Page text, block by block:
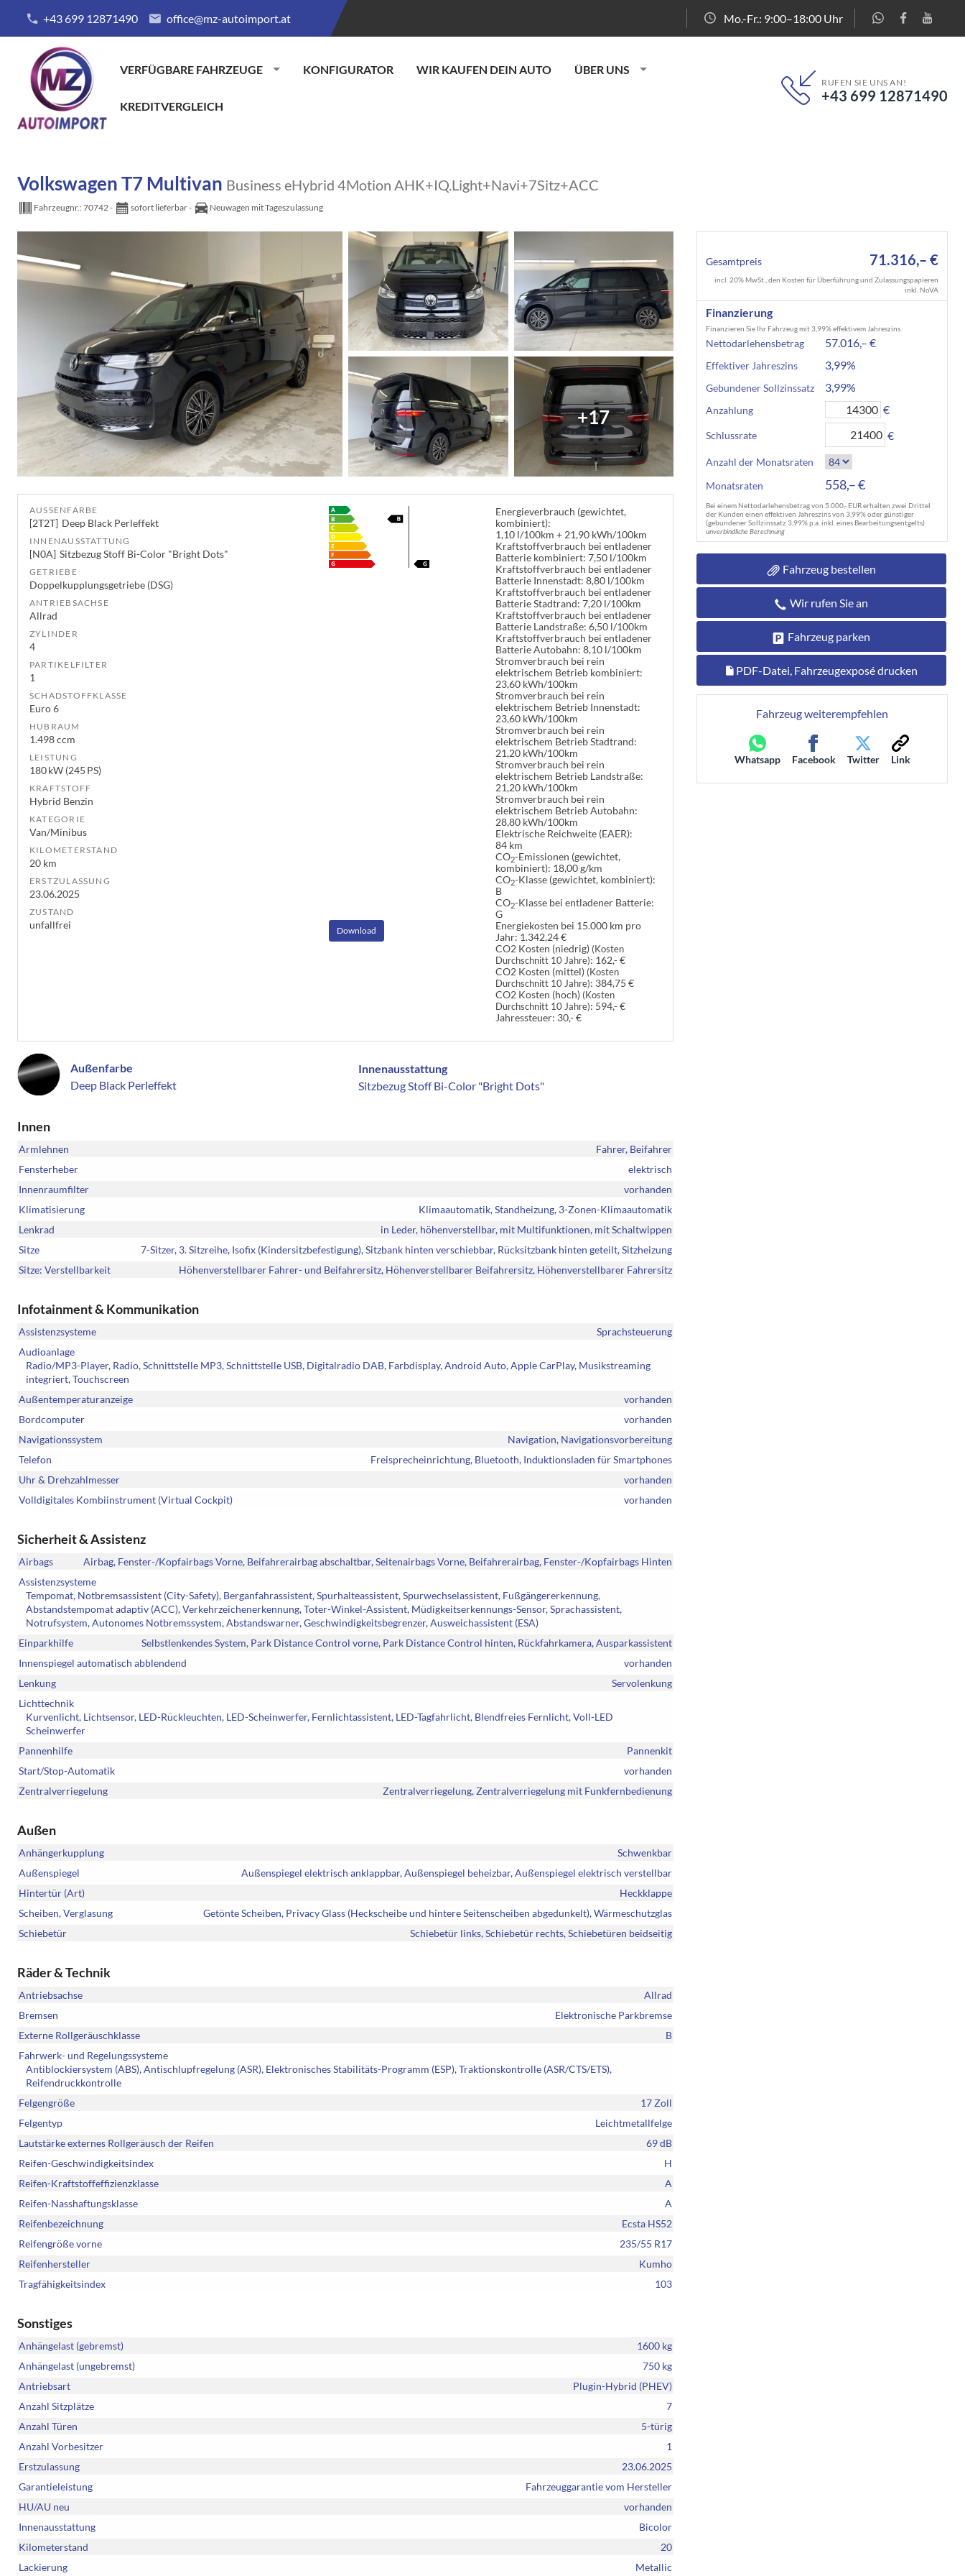
+43 699 12871490 office@mz-autoimport.at Mo.-Fr.: 9:00–18:00 Uhr
VERFÜGBARE FAHRZEUGE KONFIGURATOR WIR KAUFEN DEIN AUTO ÜBER UNS
KREDITVERGLEICH
RUFEN SIE UNS AN!
+43 699 12871490
Volkswagen T7 Multivan Business eHybrid 4Motion AHK+IQ.Light+Navi+7Sitz+ACC
Fahrzeugnr.:70742 sofort lieferbar Neuwagen mit Tageszulassung
Gesamtpreis 71.316,– €
incl. 20% MwSt., den Kosten für Überführung und Zulassungspapieren
inkl. NoVA
Finanzierung
Finanzieren Sie Ihr Fahrzeug mit 3,99% effektivem Jahreszins.
Nettodarlehensbetrag 57.016,– €
Effektiver Jahreszins 3,99%
Gebundener Sollzinssatz 3,99%
Anzahlung €
Schlussrate €
Anzahl der Monatsraten
Monatsraten
558,– €
Bei einem Nettodarlehensbetrag von 5.000,- EUR erhalten zwei Drittel
der Kunden einen effektiven Jahreszins von 3,99% oder günstiger
(gebundener Sollzinssatz 3,99% p.a. inkl. eines Bearbeitungsentgelts).
unverbindliche Berechnung
Fahrzeug bestellen
Wir rufen Sie an
Fahrzeug parken
PDF-Datei, Fahrzeugexposé drucken
Fahrzeug weiterempfehlen
Whatsapp Facebook Twitter Link
+17
AUSSENFARBE
2T2T Deep Black Perleffekt
INNENAUSSTATTUNG
N0A Sitzbezug Stoff Bi-Color "Bright Dots"
GETRIEBE
Doppelkupplungsgetriebe (DSG)
ANTRIEBSACHSE
Allrad
ZYLINDER
4
PARTIKELFILTER
1
SCHADSTOFFKLASSE
Euro 6
HUBRAUM
1.498 ccm
LEISTUNG
180 kW (245 PS)
KRAFTSTOFF
Hybrid Benzin
KATEGORIE
Van/Minibus
KILOMETERSTAND
20 km
ERSTZULASSUNG
23.06.2025
ZUSTAND
unfallfrei
Energieverbrauch (gewichtet,
kombiniert):
1,10 l/100km + 21,90 kWh/100km
Kraftstoffverbrauch bei entladener
Batterie kombiniert: 7,50 l/100km
Kraftstoffverbrauch bei entladener
Batterie Innenstadt: 8,80 l/100km
Kraftstoffverbrauch bei entladener
Batterie Stadtrand: 7,20 l/100km
Kraftstoffverbrauch bei entladener
Batterie Landstraße: 6,50 l/100km
Kraftstoffverbrauch bei entladener
Batterie Autobahn: 8,10 l/100km
Stromverbrauch bei rein
elektrischem Betrieb kombiniert:
23,60 kWh/100km
Stromverbrauch bei rein
elektrischem Betrieb Innenstadt:
23,60 kWh/100km
Stromverbrauch bei rein
elektrischem Betrieb Stadtrand:
21,20 kWh/100km
Stromverbrauch bei rein
elektrischem Betrieb Landstraße:
21,20 kWh/100km
Stromverbrauch bei rein
elektrischem Betrieb Autobahn:
28,80 kWh/100km
Elektrische Reichweite (EAER):
84 km
CO2-Emissionen (gewichtet,
kombiniert): 18,00 g/km
CO2-Klasse (gewichtet, kombiniert):
B
CO2-Klasse bei entladener Batterie:
G
Download
Energiekosten bei 15.000 km pro
Jahr: 1.342,24 €
CO2 Kosten (niedrig) (Kosten
Durchschnitt 10 Jahre): 162,- €
CO2 Kosten (mittel) (Kosten
Durchschnitt 10 Jahre): 384,75 €
CO2 Kosten (hoch) (Kosten
Durchschnitt 10 Jahre): 594,- €
Jahressteuer: 30,- €
Außenfarbe
Deep Black Perleffekt
Innenausstattung
Sitzbezug Stoff Bi-Color "Bright Dots"
Innen
Armlehnen
Fahrer, Beifahrer
Fensterheber
elektrisch
Innenraumfilter
vorhanden
Klimatisierung
Klimaautomatik, Standheizung, 3-Zonen-Klimaautomatik
Lenkrad
in Leder, höhenverstellbar, mit Multifunktionen, mit Schaltwippen
Sitze
7-Sitzer, 3. Sitzreihe, Isofix (Kindersitzbefestigung), Sitzbank hinten verschiebbar, Rücksitzbank hinten geteilt, Sitzheizung
Sitze: Verstellbarkeit
Höhenverstellbarer Fahrer- und Beifahrersitz, Höhenverstellbarer Beifahrersitz, Höhenverstellbarer Fahrersitz
Infotainment & Kommunikation
Assistenzsysteme
Sprachsteuerung
Audioanlage
Radio/MP3-Player, Radio, Schnittstelle MP3, Schnittstelle USB, Digitalradio DAB, Farbdisplay, Android Auto, Apple CarPlay, Musikstreaming
integriert, Touchscreen
Außentemperaturanzeige
vorhanden
Bordcomputer
vorhanden
Navigationssystem
Navigation, Navigationsvorbereitung
Telefon
Freisprecheinrichtung, Bluetooth, Induktionsladen für Smartphones
Uhr & Drehzahlmesser
vorhanden
Volldigitales Kombiinstrument (Virtual Cockpit)
vorhanden
Sicherheit & Assistenz
Airbags
Airbag, Fenster-/Kopfairbags Vorne, Beifahrerairbag abschaltbar, Seitenairbags Vorne, Beifahrerairbag, Fenster-/Kopfairbags Hinten
Assistenzsysteme
Tempomat, Notbremsassistent (City-Safety), Berganfahrassistent, Spurhalteassistent, Spurwechselassistent, Fußgängererkennung,
Abstandstempomat adaptiv (ACC), Verkehrzeichenerkennung, Toter-Winkel-Assistent, Müdigkeitserkennungs-Sensor, Sprachassistent,
Notrufsystem, Autonomes Notbremssystem, Abstandswarner, Geschwindigkeitsbegrenzer, Ausweichassistent (ESA)
Einparkhilfe
Selbstlenkendes System, Park Distance Control vorne, Park Distance Control hinten, Rückfahrkamera, Ausparkassistent
Innenspiegel automatisch abblendend
vorhanden
Lenkung
Servolenkung
Lichttechnik
Kurvenlicht, Lichtsensor, LED-Rückleuchten, LED-Scheinwerfer, Fernlichtassistent, LED-Tagfahrlicht, Blendfreies Fernlicht, Voll-LED
Scheinwerfer
Pannenhilfe
Pannenkit
Start/Stop-Automatik
vorhanden
Zentralverriegelung
Zentralverriegelung, Zentralverriegelung mit Funkfernbedienung
Außen
Anhängerkupplung
Schwenkbar
Außenspiegel
Außenspiegel elektrisch anklappbar, Außenspiegel beheizbar, Außenspiegel elektrisch verstellbar
Hintertür (Art)
Heckklappe
Scheiben, Verglasung
Getönte Scheiben, Privacy Glass (Heckscheibe und hintere Seitenscheiben abgedunkelt), Wärmeschutzglas
Schiebetür
Schiebetür links, Schiebetür rechts, Schiebetüren beidseitig
Räder & Technik
Antriebsachse
Allrad
Bremsen
Elektronische Parkbremse
Externe Rollgeräuschklasse
B
Fahrwerk- und Regelungssysteme
Antiblockiersystem (ABS), Antischlupfregelung (ASR), Elektronisches Stabilitäts-Programm (ESP), Traktionskontrolle (ASR/CTS/ETS),
Reifendruckkontrolle
Felgengröße
17 Zoll
Felgentyp
Leichtmetallfelge
Lautstärke externes Rollgeräusch der Reifen
69 dB
Reifen-Geschwindigkeitsindex
H
Reifen-Kraftstoffeffizienzklasse
A
Reifen-Nasshaftungsklasse
A
Reifenbezeichnung
Ecsta HS52
Reifengröße vorne
235/55 R17
Reifenhersteller
Kumho
Tragfähigkeitsindex
103
Sonstiges
Anhängelast (gebremst)
1600 kg
Anhängelast (ungebremst)
750 kg
Antriebsart
Plugin-Hybrid (PHEV)
Anzahl Sitzplätze
7
Anzahl Türen
5-türig
Anzahl Vorbesitzer
1
Erstzulassung
23.06.2025
Garantieleistung
Fahrzeuggarantie vom Hersteller
HU/AU neu
vorhanden
Innenausstattung
Bicolor
Kilometerstand
20
Lackierung
Metallic